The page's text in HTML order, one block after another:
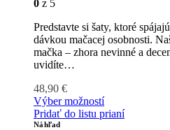
0 z 5
Predstavte si šaty, ktoré
dávkou mačacej osobnosti.
mačka – zhora nevinné a
uvidíte…
48,90 €
Výber možností
Pridať do listu prianí
Náhľad